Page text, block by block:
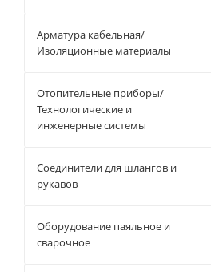
Арматура кабельная/
Изоляционные материалы
Отопительные приборы/
Технологические и
инженерные системы
Соединители для шлангов и
рукавов
Оборудование паяльное и
сварочное